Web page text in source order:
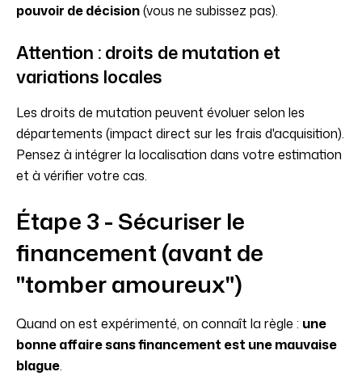
pouvoir de décision(vous ne subissez pas).
Attention : droits de mutation et
variations locales
Les droits de mutation peuvent évoluer selon les
départements (impact direct sur les frais d'acquisition).
Pensez à intégrer la localisation dans votre estimation
et à vérifier votre cas.
Étape 3 - Sécuriser le
financement (avant de
"tomber amoureux")
Quand on est expérimenté, on connaît la règle : une
bonne affaire sans financement est une mauvaise
blague.